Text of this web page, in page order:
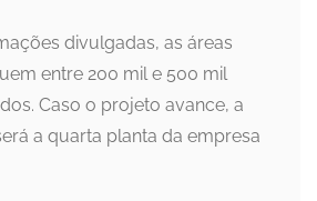
divulgadas, as áreas
entre 200 mil e 500 mil
Caso o projeto avance, a
a quarta planta da empresa